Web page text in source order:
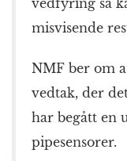
vedfyring så
misvisende
NMF ber om
vedtak, der
har begått en
pipesensorer.